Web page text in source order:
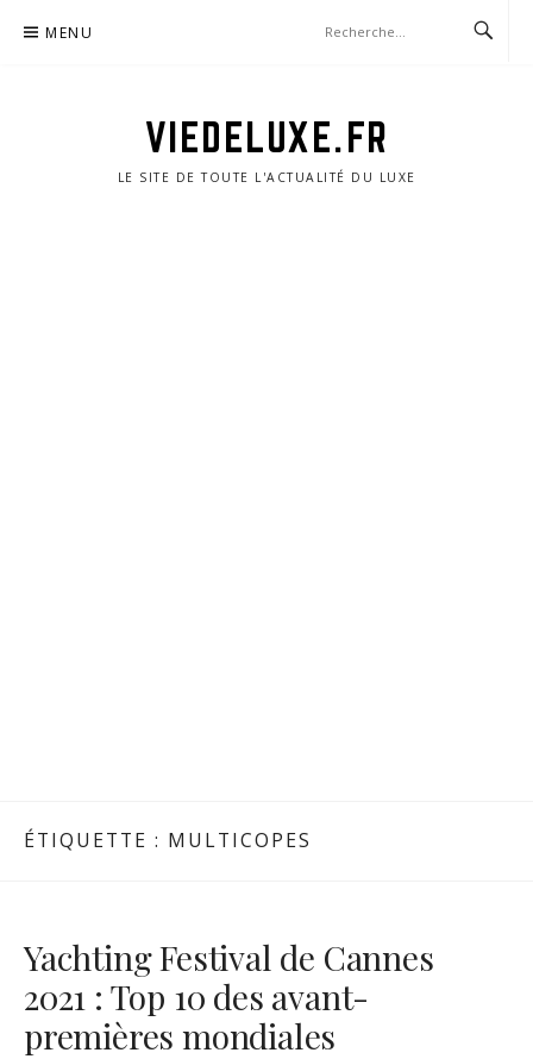
MENU
VIEDELUXE.FR
LE SITE DE TOUTE L'ACTUALITÉ DU LUXE
ÉTIQUETTE : MULTICOPES
Yachting Festival de Cannes
2021 : Top 10 des avant-
premières mondiales